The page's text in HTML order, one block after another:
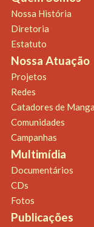
Nossa História
Diretoria
Estatuto
Nossa Atuação
Projetos
Redes
Catadores de
Comunidades
Campanhas
Multimídia
Documentários
CDs
Fotos
Publicações